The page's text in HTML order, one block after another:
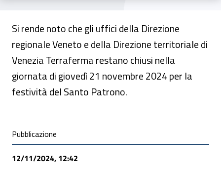
Si rende noto che gli uffici della Direzione
regionale Veneto e della Direzione territoriale di
Venezia Terraferma restano chiusi nella
giornata di giovedì 21 novembre 2024 per la
festività del Santo Patrono.
Condivisione social
Pubblicazione
12/11/2024, 12:42